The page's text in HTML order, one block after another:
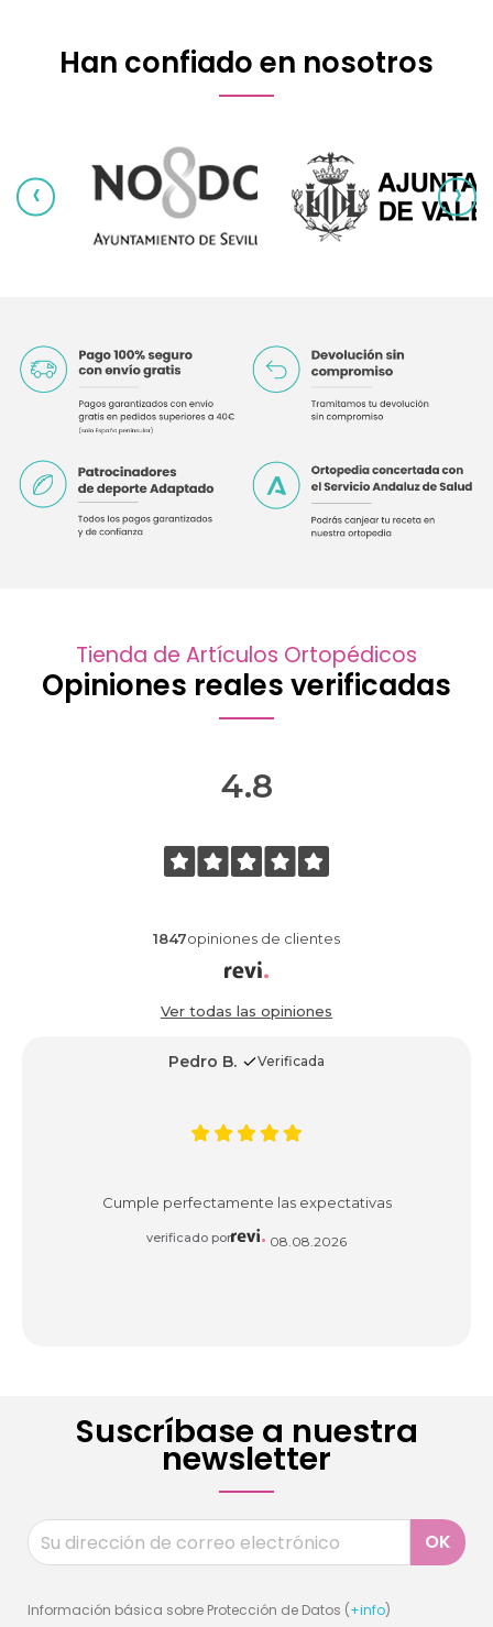
Han confiado en nosotros
‹ ›
Tienda de Artículos Ortopédicos
Opiniones reales verificadas
4.8
1847opiniones de clientes
Ver todas las opiniones
Pedro B. Verificada
Cumple perfectamente las expectativas
verificado por 08.08.2026
Suscríbase a nuestra
newsletter
Información básica sobre Protección de Datos (+info)